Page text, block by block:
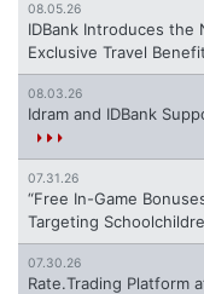
08.05.26
IDBank Introduces the
Exclusive Travel
08.03.26
Idram and IDBank
07.31.26
“Free In-Game
Targeting
07.30.26
Rate.Trading Platform